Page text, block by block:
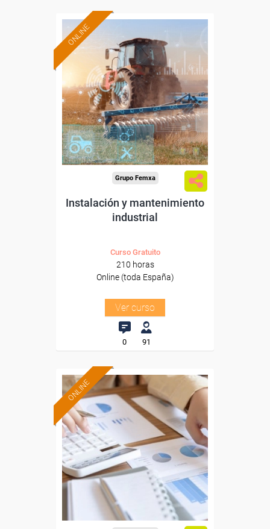
ONLINE
Formación 100%
subvencionada.
Para desempleados,
trabajadores y autónomos.
Sector
-Agricultura y Ganadería.
Grupo Femxa
Instalación y mantenimiento
industrial
Curso Gratuito
210 horas
Online (toda España)
Ver curso
0 91
ONLINE
Formación 100%
subvencionada.
Para desempleados,
trabajadores y autónomos.
Sector
-Administración.